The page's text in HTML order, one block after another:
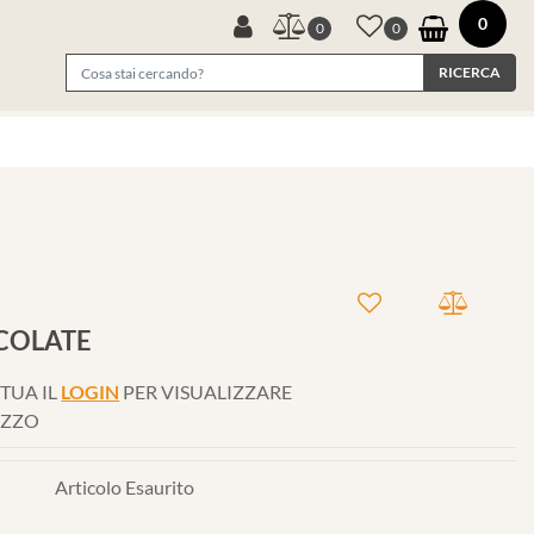
0 0 0
IL LOGIN PER VISUALIZZARE
Articolo Esaurito